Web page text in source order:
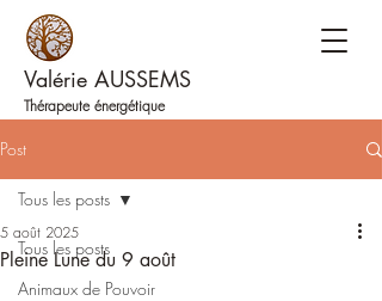
Valérie AUSSEMS
Thérapeute énergétique
Post
Tous les posts
Animaux de Pouvoir
Tous les posts
Pleine Lune du 9 août
5 août 2025